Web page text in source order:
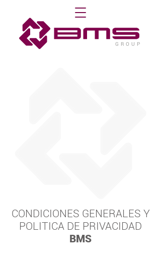
G R O U P
CONDICIONES GENERALES Y
POLITICA DE PRIVACIDAD​​
BMS